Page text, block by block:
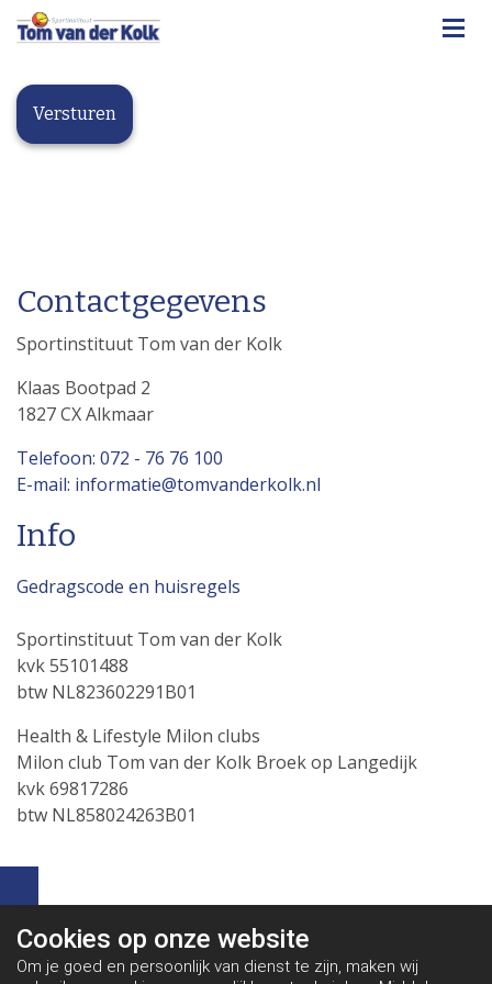
Contactgegevens
Sportinstituut Tom van der Kolk
Klaas Bootpad 2
1827 CX Alkmaar
Telefoon: 072 - 76 76 100
E-mail: informatie@tomvanderkolk.nl
Info
Gedragscode en huisregels
Sportinstituut Tom van der Kolk
kvk 55101488
btw NL823602291B01
Health & Lifestyle Milon clubs
Milon club Tom van der Kolk Broek op Langedijk
kvk 69817286
btw NL858024263B01
Cookies op onze website
Om je goed en persoonlijk van dienst te zijn, maken wij